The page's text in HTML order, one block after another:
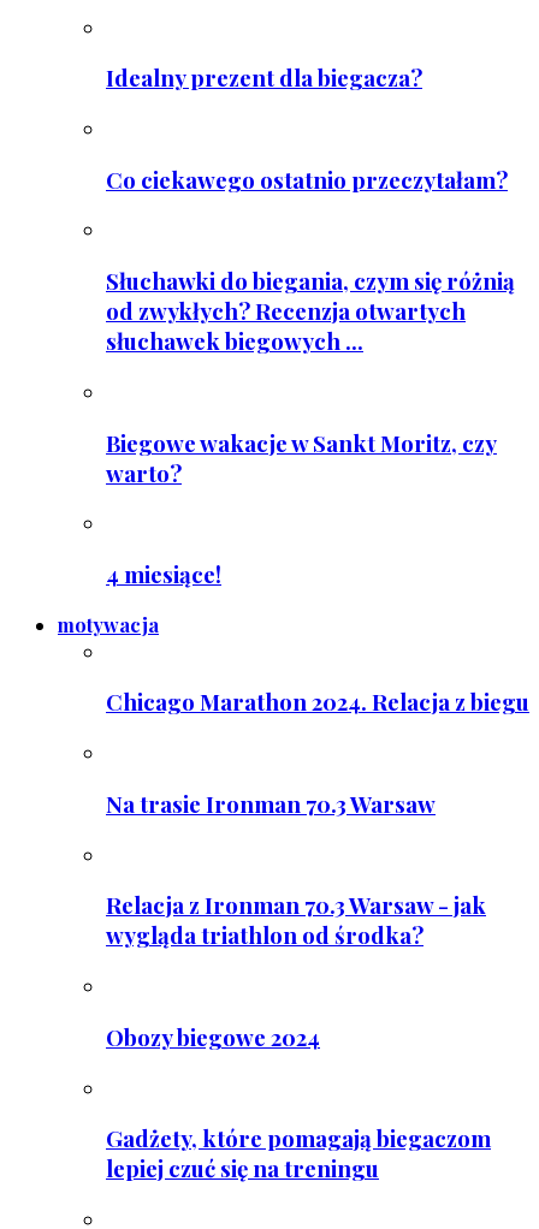
Idealny prezent dla biegacza?
Co ciekawego ostatnio przeczytałam?
Słuchawki do biegania, czym się różnią
od zwykłych? Recenzja otwartych
słuchawek biegowych ...
Biegowe wakacje w Sankt Moritz, czy
warto?
4 miesiące!
motywacja
Chicago Marathon 2024. Relacja z biegu
Na trasie Ironman 70.3 Warsaw
Relacja z Ironman 70.3 Warsaw - jak
wygląda triathlon od środka?
Obozy biegowe 2024
Gadżety, które pomagają biegaczom
lepiej czuć się na treningu